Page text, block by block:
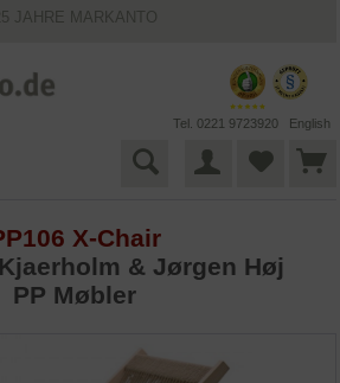
JAHRE MARKANTO
ZAHLUNGSMÖGLICHKEITEN
GARANTIE
Tel. 0221 9723920 English
X-Chair
& Jørgen Høj
PP Møbler